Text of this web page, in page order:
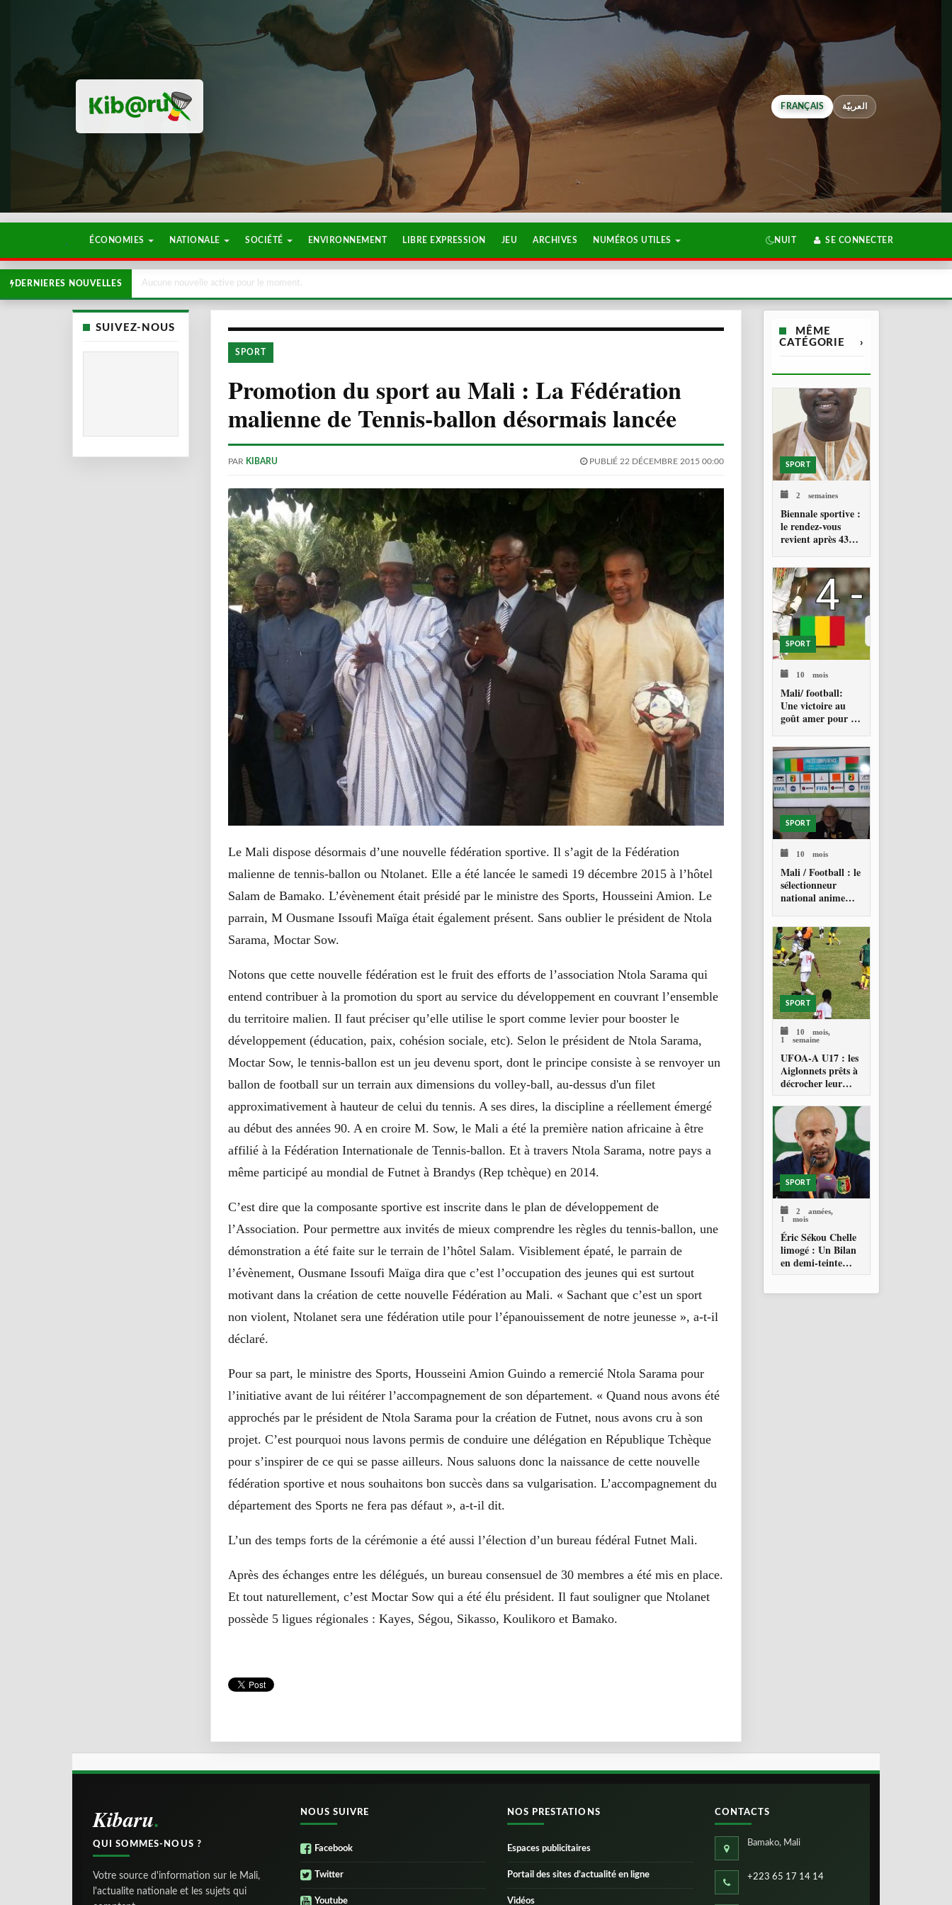
FRANÇAIS العربيّة
ÉCONOMIES NATIONALE SOCIÉTÉ ENVIRONNEMENT LIBRE EXPRESSION JEU ARCHIVES NUMÉROS UTILES NUIT SE CONNECTER
DERNIERES NOUVELLES Aucune nouvelle active pour le moment.
SUIVEZ-NOUS
SPORT
Promotion du sport au Mali : La Fédération
malienne de Tennis-ballon désormais lancée
PAR KIBARU PUBLIÉ 22 DÉCEMBRE 2015 00:00
Le Mali dispose désormais d’une nouvelle fédération sportive. Il s’agit de la Fédération
malienne de tennis-ballon ou Ntolanet. Elle a été lancée le samedi 19 décembre 2015 à l’hôtel
Salam de Bamako. L’évènement était présidé par le ministre des Sports, Housseini Amion. Le
parrain, M Ousmane Issoufi Maïga était également présent. Sans oublier le président de Ntola
Sarama, Moctar Sow.
Notons que cette nouvelle fédération est le fruit des efforts de l’association Ntola Sarama qui
entend contribuer à la promotion du sport au service du développement en couvrant l’ensemble
du territoire malien. Il faut préciser qu’elle utilise le sport comme levier pour booster le
développement (éducation, paix, cohésion sociale, etc). Selon le président de Ntola Sarama,
Moctar Sow, le tennis-ballon est un jeu devenu sport, dont le principe consiste à se renvoyer un
ballon de football sur un terrain aux dimensions du volley-ball, au-dessus d'un filet
approximativement à hauteur de celui du tennis. A ses dires, la discipline a réellement émergé
au début des années 90. A en croire M. Sow, le Mali a été la première nation africaine à être
affilié à la Fédération Internationale de Tennis-ballon. Et à travers Ntola Sarama, notre pays a
même participé au mondial de Futnet à Brandys (Rep tchèque) en 2014.
C’est dire que la composante sportive est inscrite dans le plan de développement de
l’Association. Pour permettre aux invités de mieux comprendre les règles du tennis-ballon, une
démonstration a été faite sur le terrain de l’hôtel Salam. Visiblement épaté, le parrain de
l’évènement, Ousmane Issoufi Maïga dira que c’est l’occupation des jeunes qui est surtout
motivant dans la création de cette nouvelle Fédération au Mali. « Sachant que c’est un sport
non violent, Ntolanet sera une fédération utile pour l’épanouissement de notre jeunesse », a-t-il
déclaré.
Pour sa part, le ministre des Sports, Housseini Amion Guindo a remercié Ntola Sarama pour
l’initiative avant de lui réitérer l’accompagnement de son département. « Quand nous avons été
approchés par le président de Ntola Sarama pour la création de Futnet, nous avons cru à son
projet. C’est pourquoi nous lavons permis de conduire une délégation en République Tchèque
pour s’inspirer de ce qui se passe ailleurs. Nous saluons donc la naissance de cette nouvelle
fédération sportive et nous souhaitons bon succès dans sa vulgarisation. L’accompagnement du
département des Sports ne fera pas défaut », a-t-il dit.
L’un des temps forts de la cérémonie a été aussi l’élection d’un bureau fédéral Futnet Mali.
Après des échanges entre les délégués, un bureau consensuel de 30 membres a été mis en place.
Et tout naturellement, c’est Moctar Sow qui a été élu président. Il faut souligner que Ntolanet
possède 5 ligues régionales : Kayes, Ségou, Sikasso, Koulikoro et Bamako.
MÊME
CATÉGORIE
›
SPORT
2 semaines
Biennale sportive :
le rendez-vous
revient après 43
SPORT
10 mois
Mali/ football:
Une victoire au
goût amer pour les
SPORT
10 mois
Mali / Football : le
sélectionneur
national anime
presse
SPORT
10 mois,
1 semaine
UFOA-A U17 : les
Aiglonnets prêts à
décrocher leur
billet pour la CAN
2026
SPORT
2 années,
1 mois
Éric Sékou Chelle
limogé : Un Bilan
en demi-teinte
pour les Aigles du
Kibaru
QUI SOMMES-NOUS ?
Votre source d'information sur le Mali,
l'actualite nationale et les sujets qui
NOUS SUIVRE
Facebook
Twitter
Youtube
NOS PRESTATIONS
Espaces publicitaires
Portail des sites d’actualité en ligne
Vidéos
CONTACTS
Bamako, Mali
+223 65 17 14 14